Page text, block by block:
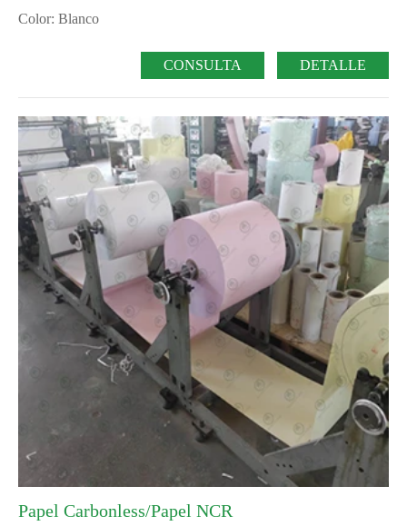
Color: Blanco
CONSULTA DETALLE
Papel Carbonless/Papel NCR